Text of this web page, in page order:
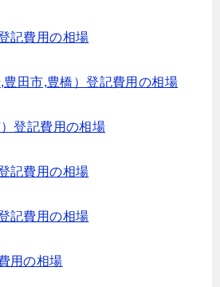
記費用の相場
田市,豊橋）登記費用の相場
登記費用の相場
記費用の相場
記費用の相場
用の相場